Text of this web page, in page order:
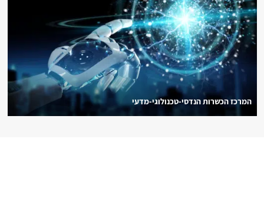
המרכז הכשרות הנדסי-טכנולוגי-מדעי